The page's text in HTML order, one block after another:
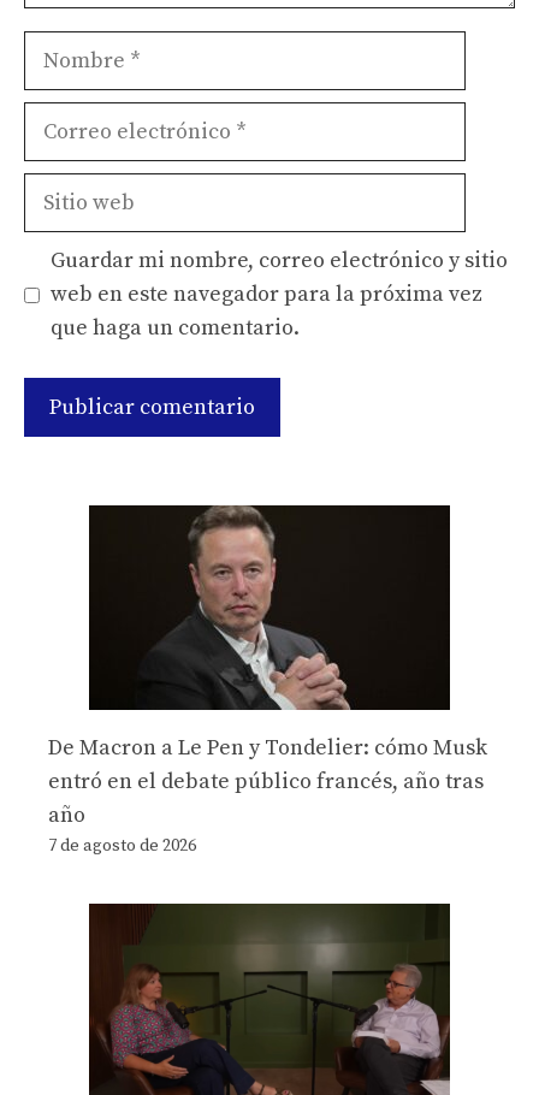
Nombre
Correo
Sitio
Guardar mi nombre, correo electrónico y sitio
web en este navegador para la próxima vez
que haga un comentario.
De Macron a Le Pen y Tondelier: cómo Musk
entró en el debate público francés, año tras
año
7 de agosto de 2026